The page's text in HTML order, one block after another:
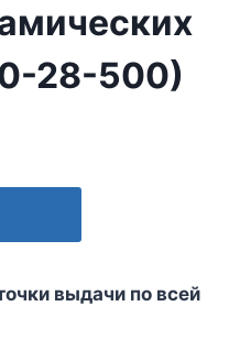
28-500)
выдачи по всей